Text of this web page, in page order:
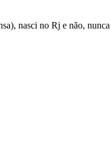
nasci no Rj e não,